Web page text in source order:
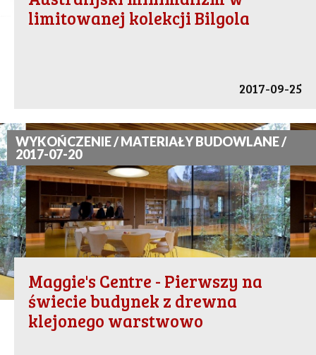
limitowanej kolekcji Bilgola
2017-09-25
WYKOŃCZENIE / MATERIAŁY BUDOWLANE /
2017-07-20
Maggie's Centre - Pierwszy na
świecie budynek z drewna
klejonego warstwowo